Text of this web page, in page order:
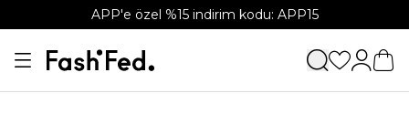
APP'e özel %15 indirim kodu: APP15